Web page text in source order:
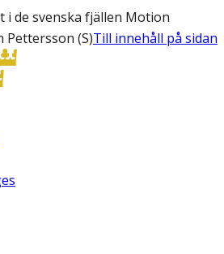
i de svenska fjällen Motion
Pettersson (S)Till innehåll på sidan